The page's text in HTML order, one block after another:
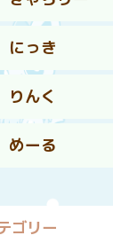
にっき
りんく
めーる
ゴリー